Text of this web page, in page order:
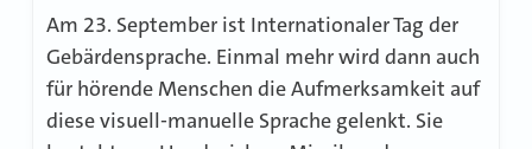
Am 23. September ist Internationaler Tag der
Gebärdensprache. Einmal mehr wird dann auch
für hörende Menschen die Aufmerksamkeit auf
diese visuell-manuelle Sprache gelenkt. Sie